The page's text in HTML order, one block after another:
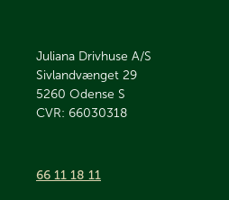
Juliana Drivhuse A/S
Sivlandvænget 29
5260 Odense S
CVR: 66030318
66 11 18 11